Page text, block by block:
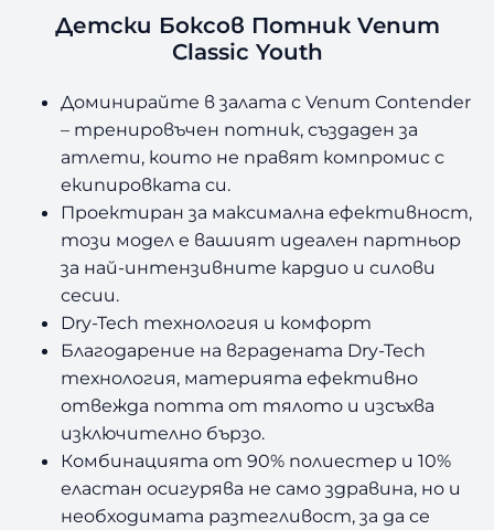
Детски Боксов Потник Venum
Classic Youth
Доминирайте в залата с Venum Contender
– тренировъчен потник, създаден за
атлети, които не правят компромис с
екипировката си.
Проектиран за максимална ефективност,
този модел е вашият идеален партньор
за най-интензивните кардио и силови
сесии.
Dry-Tech технология и комфорт
Благодарение на вградената Dry-Tech
технология, материята ефективно
отвежда потта от тялото и изсъхва
изключително бързо.
Комбинацията от 90% полиестер и 10%
еластан осигурява не само здравина, но и
необходимата разтегливост, за да се